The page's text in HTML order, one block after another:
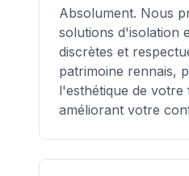
Absolument. Nous
solutions d'isolation
discrètes et
patrimoine rennais,
l'esthétique de votre
améliorant votre